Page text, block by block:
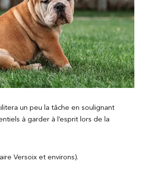
un peu la tâche en soulignant
à garder à l’esprit lors de la
Versoix et environs).